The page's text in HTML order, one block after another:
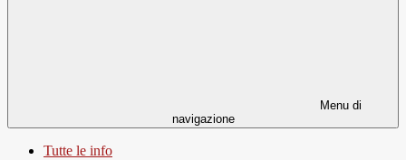
Menu di
navigazione
Tutte le info